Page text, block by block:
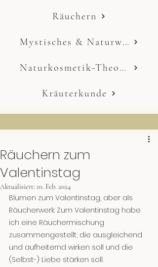
Räuchern
Mystisches & Naturwissen
Naturkosmetik-Theorie
Kräuterkunde
Räuchern zum
Valentinstag
Aktualisiert: 10. Feb. 2024
Blumen zum Valentinstag, aber als
Räucherwerk: Zum Valentinstag habe
ich eine Räuchermischung
zusammengestellt, die ausgleichend
und aufheiternd wirken soll und die
(Selbst-) Liebe stärken soll.